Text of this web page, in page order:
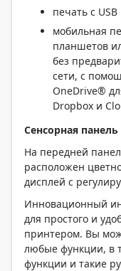
печать с
мобильная
планшетов
без
сети, с
OneDrive®
Dropbox и
Сенсорная
На передней
расположен
дисплей с
Инновационный
для простого и
принтером. Вы
любые функции, в
функции и такие